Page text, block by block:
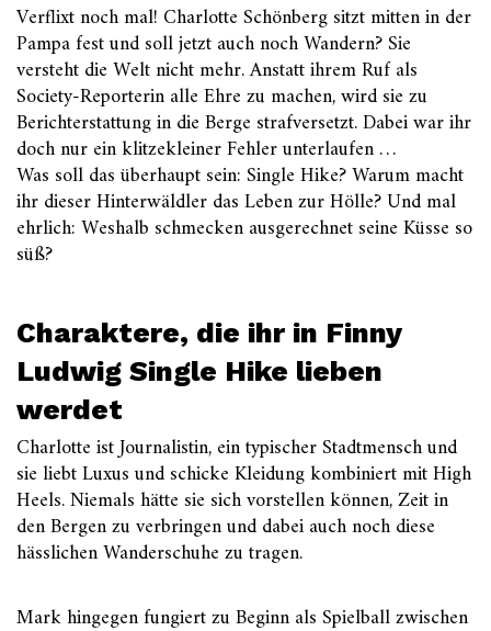
Verflixt noch mal! Charlotte Schönberg sitzt mitten in der
Pampa fest und soll jetzt auch noch Wandern? Sie
versteht die Welt nicht mehr. Anstatt ihrem Ruf als
Society-Reporterin alle Ehre zu machen, wird sie zu
Berichterstattung in die Berge strafversetzt. Dabei war ihr
doch nur ein klitzekleiner Fehler unterlaufen …
Was soll das überhaupt sein: Single Hike? Warum macht
ihr dieser Hinterwäldler das Leben zur Hölle? Und mal
ehrlich: Weshalb schmecken ausgerechnet seine Küsse so
süß?
Charaktere, die ihr in Finny
Ludwig Single Hike lieben
werdet
Charlotte ist Journalistin, ein typischer Stadtmensch und
sie liebt Luxus und schicke Kleidung kombiniert mit High
Heels. Niemals hätte sie sich vorstellen können, Zeit in
den Bergen zu verbringen und dabei auch noch diese
hässlichen Wanderschuhe zu tragen.
Mark hingegen fungiert zu Beginn als Spielball zwischen